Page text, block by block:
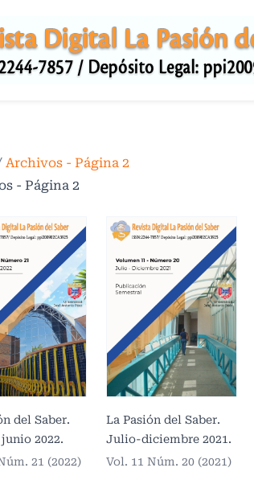
Archivos - Página 2
- Página 2
del Saber.
2022.
21 (2022)
La Pasión del Saber.
Julio-diciembre 2021.
Vol. 11 Núm. 20 (2021)